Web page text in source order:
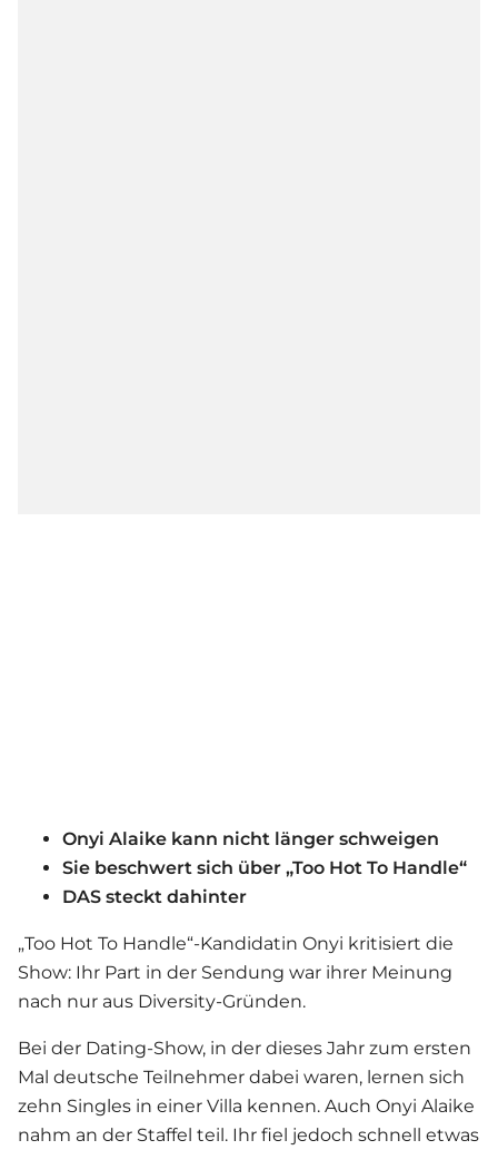
Onyi Alaike kann nicht länger schweigen
Sie beschwert sich über „Too Hot To Handle“
DAS steckt dahinter
„Too Hot To Handle“-Kandidatin Onyi kritisiert die
Show: Ihr Part in der Sendung war ihrer Meinung
nach nur aus Diversity-Gründen.
Bei der Dating-Show, in der dieses Jahr zum ersten
Mal deutsche Teilnehmer dabei waren, lernen sich
zehn Singles in einer Villa kennen. Auch Onyi Alaike
nahm an der Staffel teil. Ihr fiel jedoch schnell etwas